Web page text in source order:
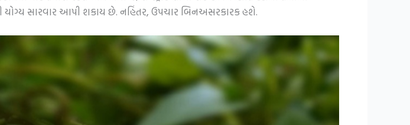
સારવાર આપી શકાય છે. નહિંતર, ઉપચાર બિનઅસરકારક હશે.